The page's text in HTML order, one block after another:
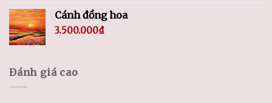
Cánh đồng hoa
3.500.000₫
Đánh giá cao